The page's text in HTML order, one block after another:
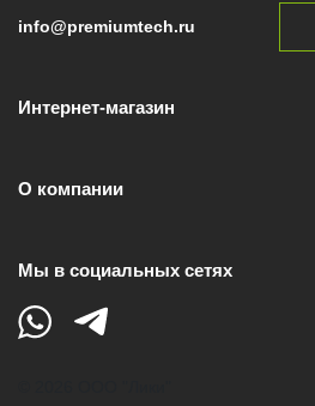
info@premiumtech.ru
Интернет-магазин
О компании
Мы в социальных сетях